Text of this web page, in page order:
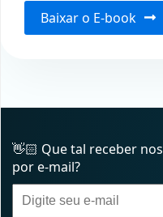
Baixar o E-book
👋🏻 Que tal receber
por e-mail?